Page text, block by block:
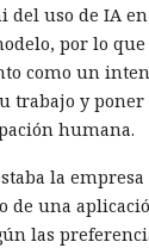
del uso de IA
por lo
como un
trabajo y
humana.
la empresa
de una
las